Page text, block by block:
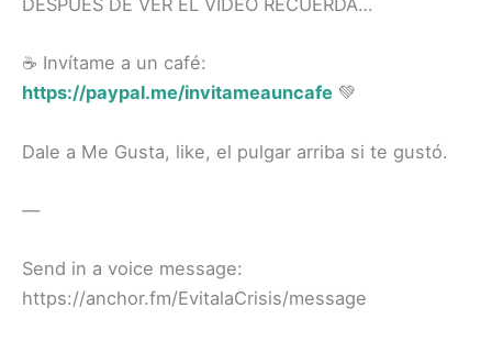
DESPUÉS DE VER EL VÍDEO RECUERDA…
☕️ Invítame a un café:
https://paypal.me/invitameauncafe 💚
Dale a Me Gusta, like, el pulgar arriba si te gustó.
—
Send in a voice message:
https://anchor.fm/EvitalaCrisis/message